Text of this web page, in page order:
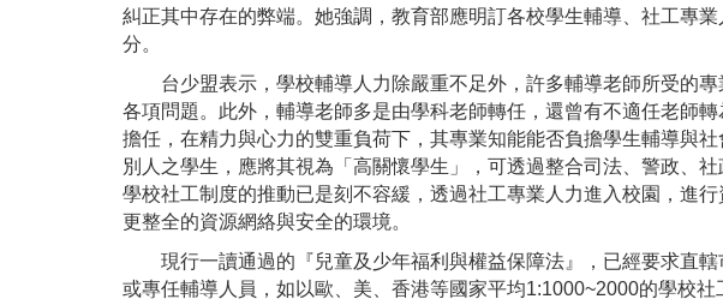
糾正其中存在的弊端。她強調，教育部應明訂各校學生輔導、社工專
分。
台少盟表示，學校輔導人力除嚴重不足外，許多輔導老師所受的專
各項問題。此外，輔導老師多是由學科老師轉任，還曾有不適任老師
擔任，在精力與心力的雙重負荷下，其專業知能能否負擔學生輔導與
別人之學生，應將其視為「高關懷學生」，可透過整合司法、警政、
學校社工制度的推動已是刻不容緩，透過社工專業人力進入校園，進
更整全的資源網絡與安全的環境。
現行一讀通過的『兒童及少年福利與權益保障法』，已經要求直轄
或專任輔導人員，如以歐、美、香港等國家平均1:1000~2000的學校